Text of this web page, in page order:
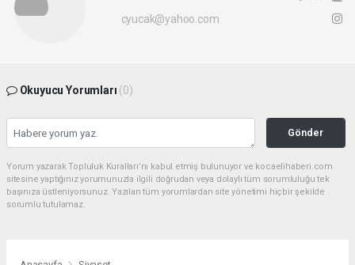
cyucak@yahoo.com
Okuyucu Yorumları (0)
Gönder
Yorum yazarak Topluluk Kuralları’nı kabul etmiş bulunuyor ve kocaelihaberi.com
sitesine yaptığınız yorumunuzla ilgili doğrudan veya dolaylı tüm sorumluluğu tek
başınıza üstleniyorsunuz. Yazılan tüm yorumlardan site yönetimi hiçbir şekilde
sorumlu tutulamaz.